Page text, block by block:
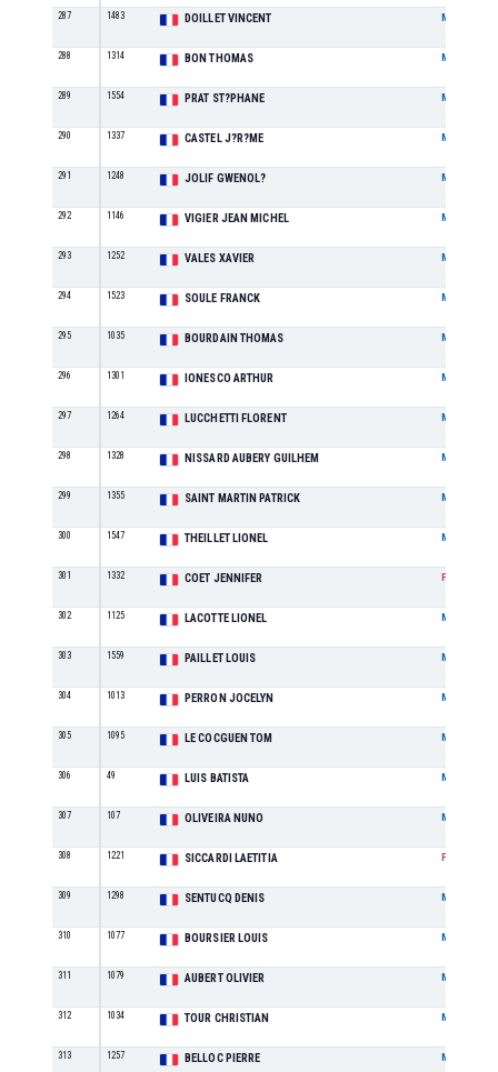
287 1483 DOILLET VINCENT M
288 1314 BON THOMAS M
289 1554 PRAT ST?PHANE M
290 1337 CASTEL J?R?ME M
291 1248 JOLIF GWENOL? M
292 1146 VIGIER JEAN MICHEL M
293 1252 VALES XAVIER M
294 1523 SOULE FRANCK M
295 1035 BOURDAIN THOMAS M
296 1301 IONESCO ARTHUR M
297 1264 LUCCHETTI FLORENT M
298 1328 NISSARD AUBERY GUILHEM M
299 1355 SAINT MARTIN PATRICK M
300 1547 THEILLET LIONEL M
301 1332 COET JENNIFER F
302 1125 LACOTTE LIONEL M
303 1559 PAILLET LOUIS M
304 1013 PERRON JOCELYN M
305 1095 LE COCGUEN TOM M
306 49 LUIS BATISTA M
307 107 OLIVEIRA NUNO M
308 1221 SICCARDI LAETITIA F
309 1298 SENTUCQ DENIS M
310 1077 BOURSIER LOUIS M
311 1079 AUBERT OLIVIER M
312 1034 TOUR CHRISTIAN M
313 1257 BELLOC PIERRE M